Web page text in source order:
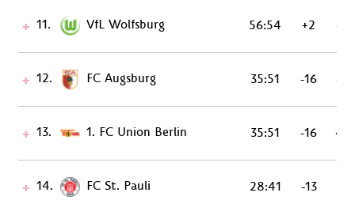
11. VfL Wolfsburg 56:54 +2 43
12. FC Augsburg 35:51 -16 43
13. 1. FC Union Berlin 35:51 -16 40
14. FC St. Pauli 28:41 -13